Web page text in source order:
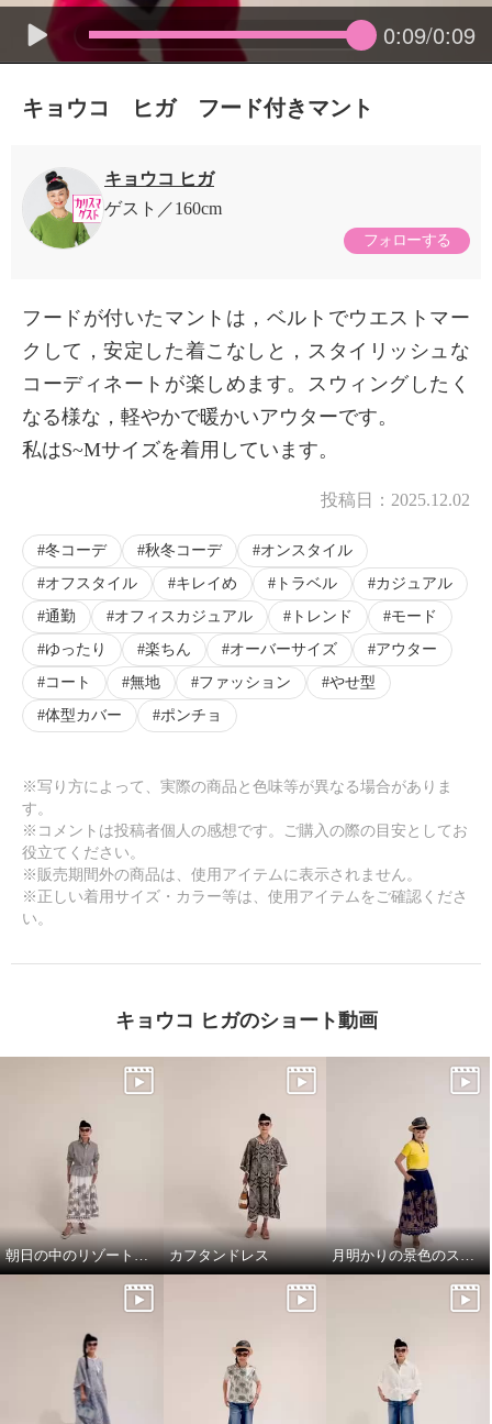
0:09/0:09
キョウコ ヒガ フード付きマント
キョウコ ヒガ
ゲスト
160cm
フォローする
フードが付いたマントは，ベルトでウエストマー
クして，安定した着こなしと，スタイリッシュな
コーディネートが楽しめます。スウィングしたく
なる様な，軽やかで暖かいアウターです。
私はS~Mサイズを着用しています。
投稿日： 2025.12.02
冬コーデ 秋冬コーデ
オンスタイル
オフスタイル
キレイめ トラベル
カジュアル
通勤
オフィスカジュアル トレンド
モード
ゆったり
楽ちん オーバーサイズ
アウター
コート
無地 ファッション
やせ型
体型カバー
ポンチョ
※写り方によって、実際の商品と色味等が異なる場合がありま
す。
※コメントは投稿者個人の感想です。ご購入の際の目安としてお
役立てください。
※販売期間外の商品は、使用アイテムに表示されません。
※正しい着用サイズ・カラー等は、使用アイテムをご確認くださ
い。
キョウコ ヒガのショート動画
朝日の中のリゾート地の景色のスカートと、ドレスシャツ カフタンドレス 月明かりの景色のスカートで，リラックス!